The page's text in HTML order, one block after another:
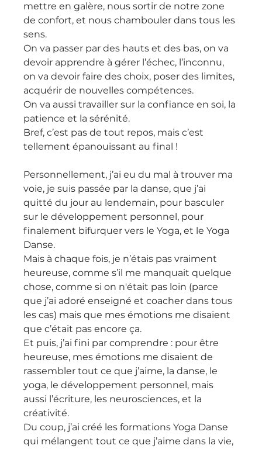
mettre en galère, nous sortir de notre zone
de confort, et nous chambouler dans tous les
sens.
On va passer par des hauts et des bas, on va
devoir apprendre à gérer l’échec, l’inconnu,
on va devoir faire des choix, poser des limites,
acquérir de nouvelles compétences.
On va aussi travailler sur la confiance en soi, la
patience et la sérénité.
Bref, c’est pas de tout repos, mais c’est
tellement épanouissant au final !
Personnellement, j’ai eu du mal à trouver ma
voie, je suis passée par la danse, que j’ai
quitté du jour au lendemain, pour basculer
sur le développement personnel, pour
finalement bifurquer vers le Yoga, et le Yoga
Danse.
Mais à chaque fois, je n’étais pas vraiment
heureuse, comme s’il me manquait quelque
chose, comme si on n'était pas loin (parce
que j’ai adoré enseigné et coacher dans tous
les cas) mais que mes émotions me disaient
que c’était pas encore ça.
Et puis, j’ai fini par comprendre : pour être
heureuse, mes émotions me disaient de
rassembler tout ce que j’aime, la danse, le
yoga, le développement personnel, mais
aussi l’écriture, les neurosciences, et la
créativité.
Du coup, j’ai créé les formations Yoga Danse
qui mélangent tout ce que j’aime dans la vie,